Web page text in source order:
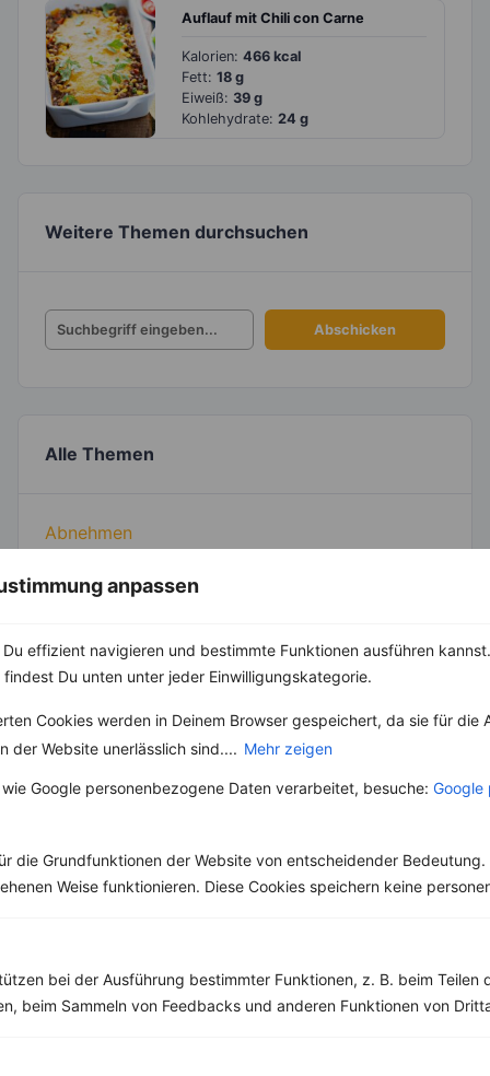
anpassen
effizient navigieren und bestimmte Funktionen ausführen
Du unten unter jeder Einwilligungskategorie.
Cookies werden in Deinem Browser gespeichert, da sie für die
der Website unerlässlich sind.... Mehr zeigen
Google personenbezogene Daten verarbeitet, besuche: Google
die Grundfunktionen der Website von entscheidender Bedeutung.
Weise funktionieren. Diese Cookies speichern keine
bei der Ausführung bestimmter Funktionen, z. B. beim Teilen
beim Sammeln von Feedbacks und anderen Funktionen von
Auflauf mit Chili con Carne
Kalorien: 466 kcal
Fett: 18 g
Eiweiß: 39 g
Kohlehydrate: 24 g
Weitere Themen durchsuchen
Alle Themen
Abnehmen
Diäten
High Protein
Kräuter & Gewürze
Lebensmittel
Low Carb
Low Fat
Sport
Vitalstoffe